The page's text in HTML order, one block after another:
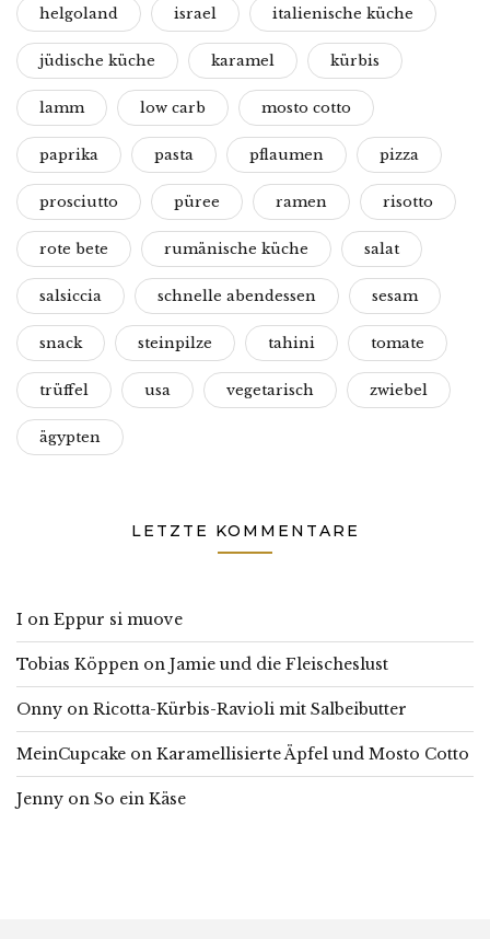
helgoland israel italienische küche
jüdische küche karamel kürbis
lamm low carb mosto cotto
paprika pasta pflaumen pizza
prosciutto püree ramen risotto
rote bete rumänische küche salat
salsiccia schnelle abendessen sesam
snack steinpilze tahini tomate
trüffel usa vegetarisch zwiebel
ägypten
LETZTE KOMMENTARE
I on Eppur si muove
Tobias Köppen on Jamie und die Fleischeslust
Onny on Ricotta-Kürbis-Ravioli mit Salbeibutter
MeinCupcake on Karamellisierte Äpfel und Mosto Cotto
Jenny on So ein Käse